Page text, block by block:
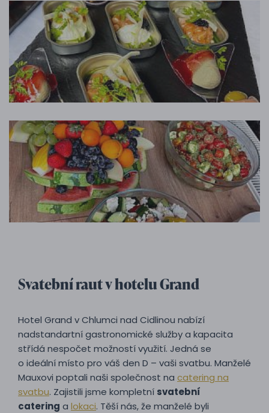
Svatební raut v hotelu Grand
Hotel Grand v Chlumci nad Cidlinou nabízí
nadstandartní gastronomické služby a kapacita
střídá nespočet možností využití. Jedná se
o ideální místo pro váš den D –⁠ vaši svatbu. Manželé
Mauxovi poptali naši společnost na catering na
svatbu. Zajistili jsme kompletní svatební
catering a lokaci. Těší nás, že manželé byli